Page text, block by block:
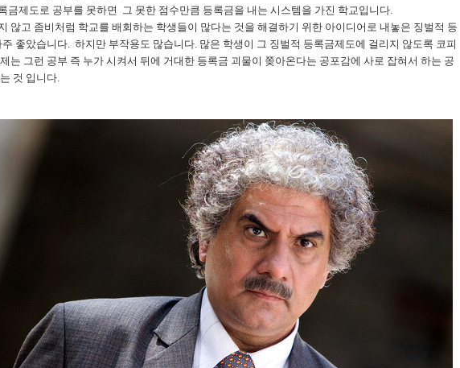
금제도로 공부를 못하면 그 못한 점수만큼 등록금을 내는 시스템을 가진 학교입니다.
않고 좀비처럼 학교를 배회하는 학생들이 많다는 것을 해결하기 위한 아이디어로 내놓은 징벌적 등
좋았습니다. 하지만 부작용도 많습니다. 많은 학생이 그 징벌적 등록금제도에 걸리지 않도록 코피
는 그런 공부 즉 누가 시켜서 뒤에 거대한 등록금 괴물이 쫒아온다는 공포감에 사로 잡혀서 하는 공
것 입니다.